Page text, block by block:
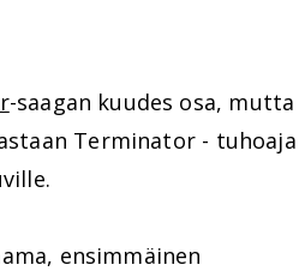
-saagan kuudes osa, mutta
Terminator - tuhoaja
ensimmäinen